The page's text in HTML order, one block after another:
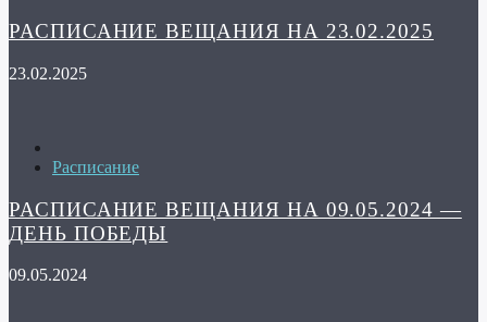
РАСПИСАНИЕ ВЕЩАНИЯ НА 23.02.2025
23.02.2025
Расписание
РАСПИСАНИЕ ВЕЩАНИЯ НА 09.05.2024 —
ДЕНЬ ПОБЕДЫ
09.05.2024